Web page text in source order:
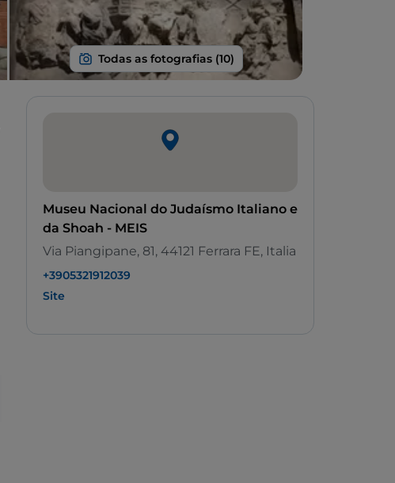
Museu Nacional do Judaísmo Italiano e
da Shoah - MEIS
Via Piangipane, 81, 44121 Ferrara FE, Italia
+3905321912039
Site